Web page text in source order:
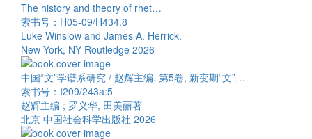
The history and theory of rhet…
索书号：H05-09/H434.8
Luke Winslow and James A. Herrick.
New York, NY Routledge 2026
中国“文”学谱系研究 / 赵辉主编. 第5卷, 新变期“文”…
索书号：I209/243a:5
赵辉主编 ; 罗义华, 田美丽著
北京 中国社会科学出版社 2026